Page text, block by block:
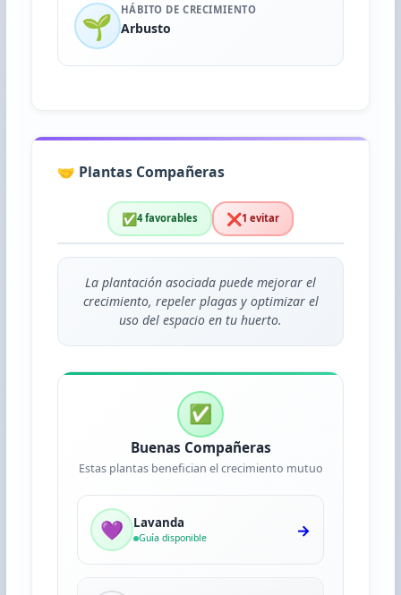
🌱 HÁBITO DE CRECIMIENTO
Arbusto
🤝 Plantas Compañeras
✅4 favorables ❌1 evitar
La plantación asociada puede mejorar el
crecimiento, repeler plagas y optimizar el
uso del espacio en tu huerto.
✅
Buenas Compañeras
Estas plantas benefician el crecimiento mutuo
💜 Lavanda
Guía disponible →